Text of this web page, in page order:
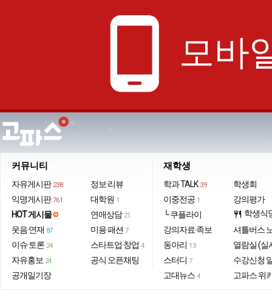
phone_android 모바
커뮤니티
자유게시판 238
익명게시판 761
HOT 게시물
웃음·연재 87
이슈·토론 24
자유홍보 24
공개일기장
정보·리뷰
대학원 1
연애상담 21
미용·패션 7
스타트업·창업 4
공식 오픈채팅
재학생
학과 TALK 39
이중전공 1
└ 쿠플라이
강의자료·족보
동아리 13
스터디 7
고대뉴스 4
학생회
강의평가
restaurant 학생식
셔틀버스
열람실 (실
수강신청
고파스 위